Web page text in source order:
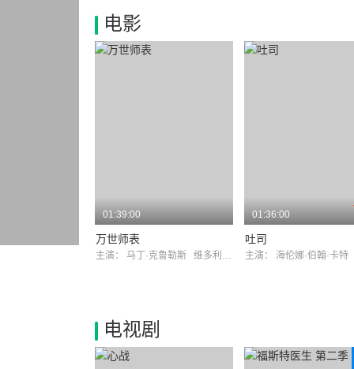
电影
01:39:00
万世师表
主演： 马丁·克鲁勒斯 维多利亚·汉密尔顿
01:36:00
吐司
主演： 海伦娜·伯翰·卡
电视剧